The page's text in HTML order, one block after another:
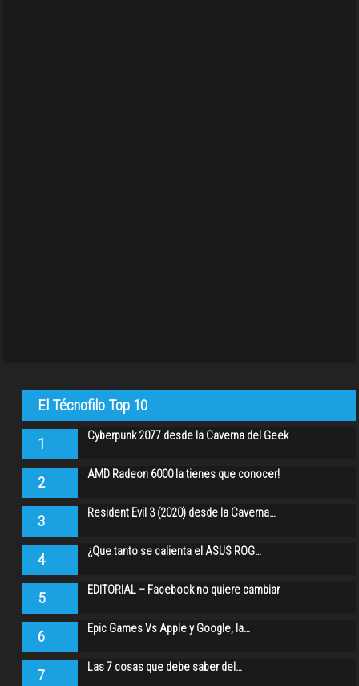
El Técnofilo Top 10
1 Cyberpunk 2077 desde la Caverna del Geek
2 AMD Radeon 6000 la tienes que conocer!
3 Resident Evil 3 (2020) desde la Caverna…
4 ¿Que tanto se calienta el ASUS ROG…
5 EDITORIAL – Facebook no quiere cambiar
6 Epic Games Vs Apple y Google, la…
7 Las 7 cosas que debe saber del…